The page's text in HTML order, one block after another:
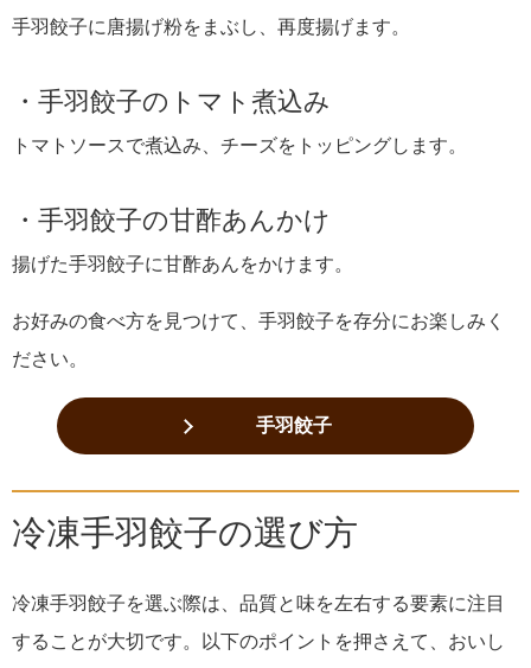
手羽餃子に唐揚げ粉をまぶし、再度揚げます。
手羽餃子のトマト煮込み
トマトソースで煮込み、チーズをトッピングします。
手羽餃子の甘酢あんかけ
揚げた手羽餃子に甘酢あんをかけます。
お好みの食べ方を見つけて、手羽餃子を存分にお楽しみく
ださい。
手羽餃子
冷凍手羽餃子の選び方
冷凍手羽餃子を選ぶ際は、品質と味を左右する要素に注目
することが大切です。以下のポイントを押さえて、おいし